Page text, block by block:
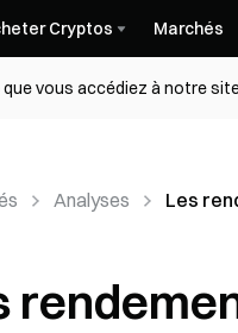
Cryptos Marchés
que vous accédiez à notre
Analyses Les